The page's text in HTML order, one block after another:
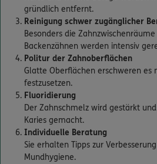
gründlich entfernt.
Reinigung schwer zugänglicher
Besonders die
Backenzähnen werden intensiv
Politur der Zahnoberflächen
Glatte Oberflächen erschweren es
festzusetzen.
Fluoridierung
Der Zahnschmelz wird gestärkt
Karies gemacht.
Individuelle Beratung
Sie erhalten Tipps zur
Mundhygiene.